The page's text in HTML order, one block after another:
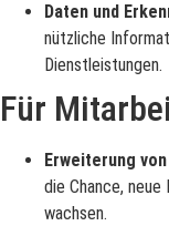
Daten und
nützliche
Dienstleistungen.
Für
Erweiterung
die Chance, neue
wachsen.